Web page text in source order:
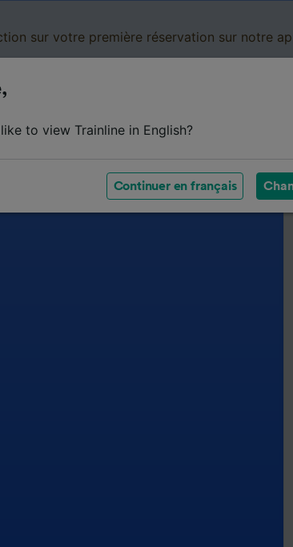
sur votre première réservation sur notre
to view Trainline in English?
Continuer en français